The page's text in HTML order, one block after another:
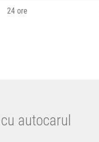
24 ore
autocarul